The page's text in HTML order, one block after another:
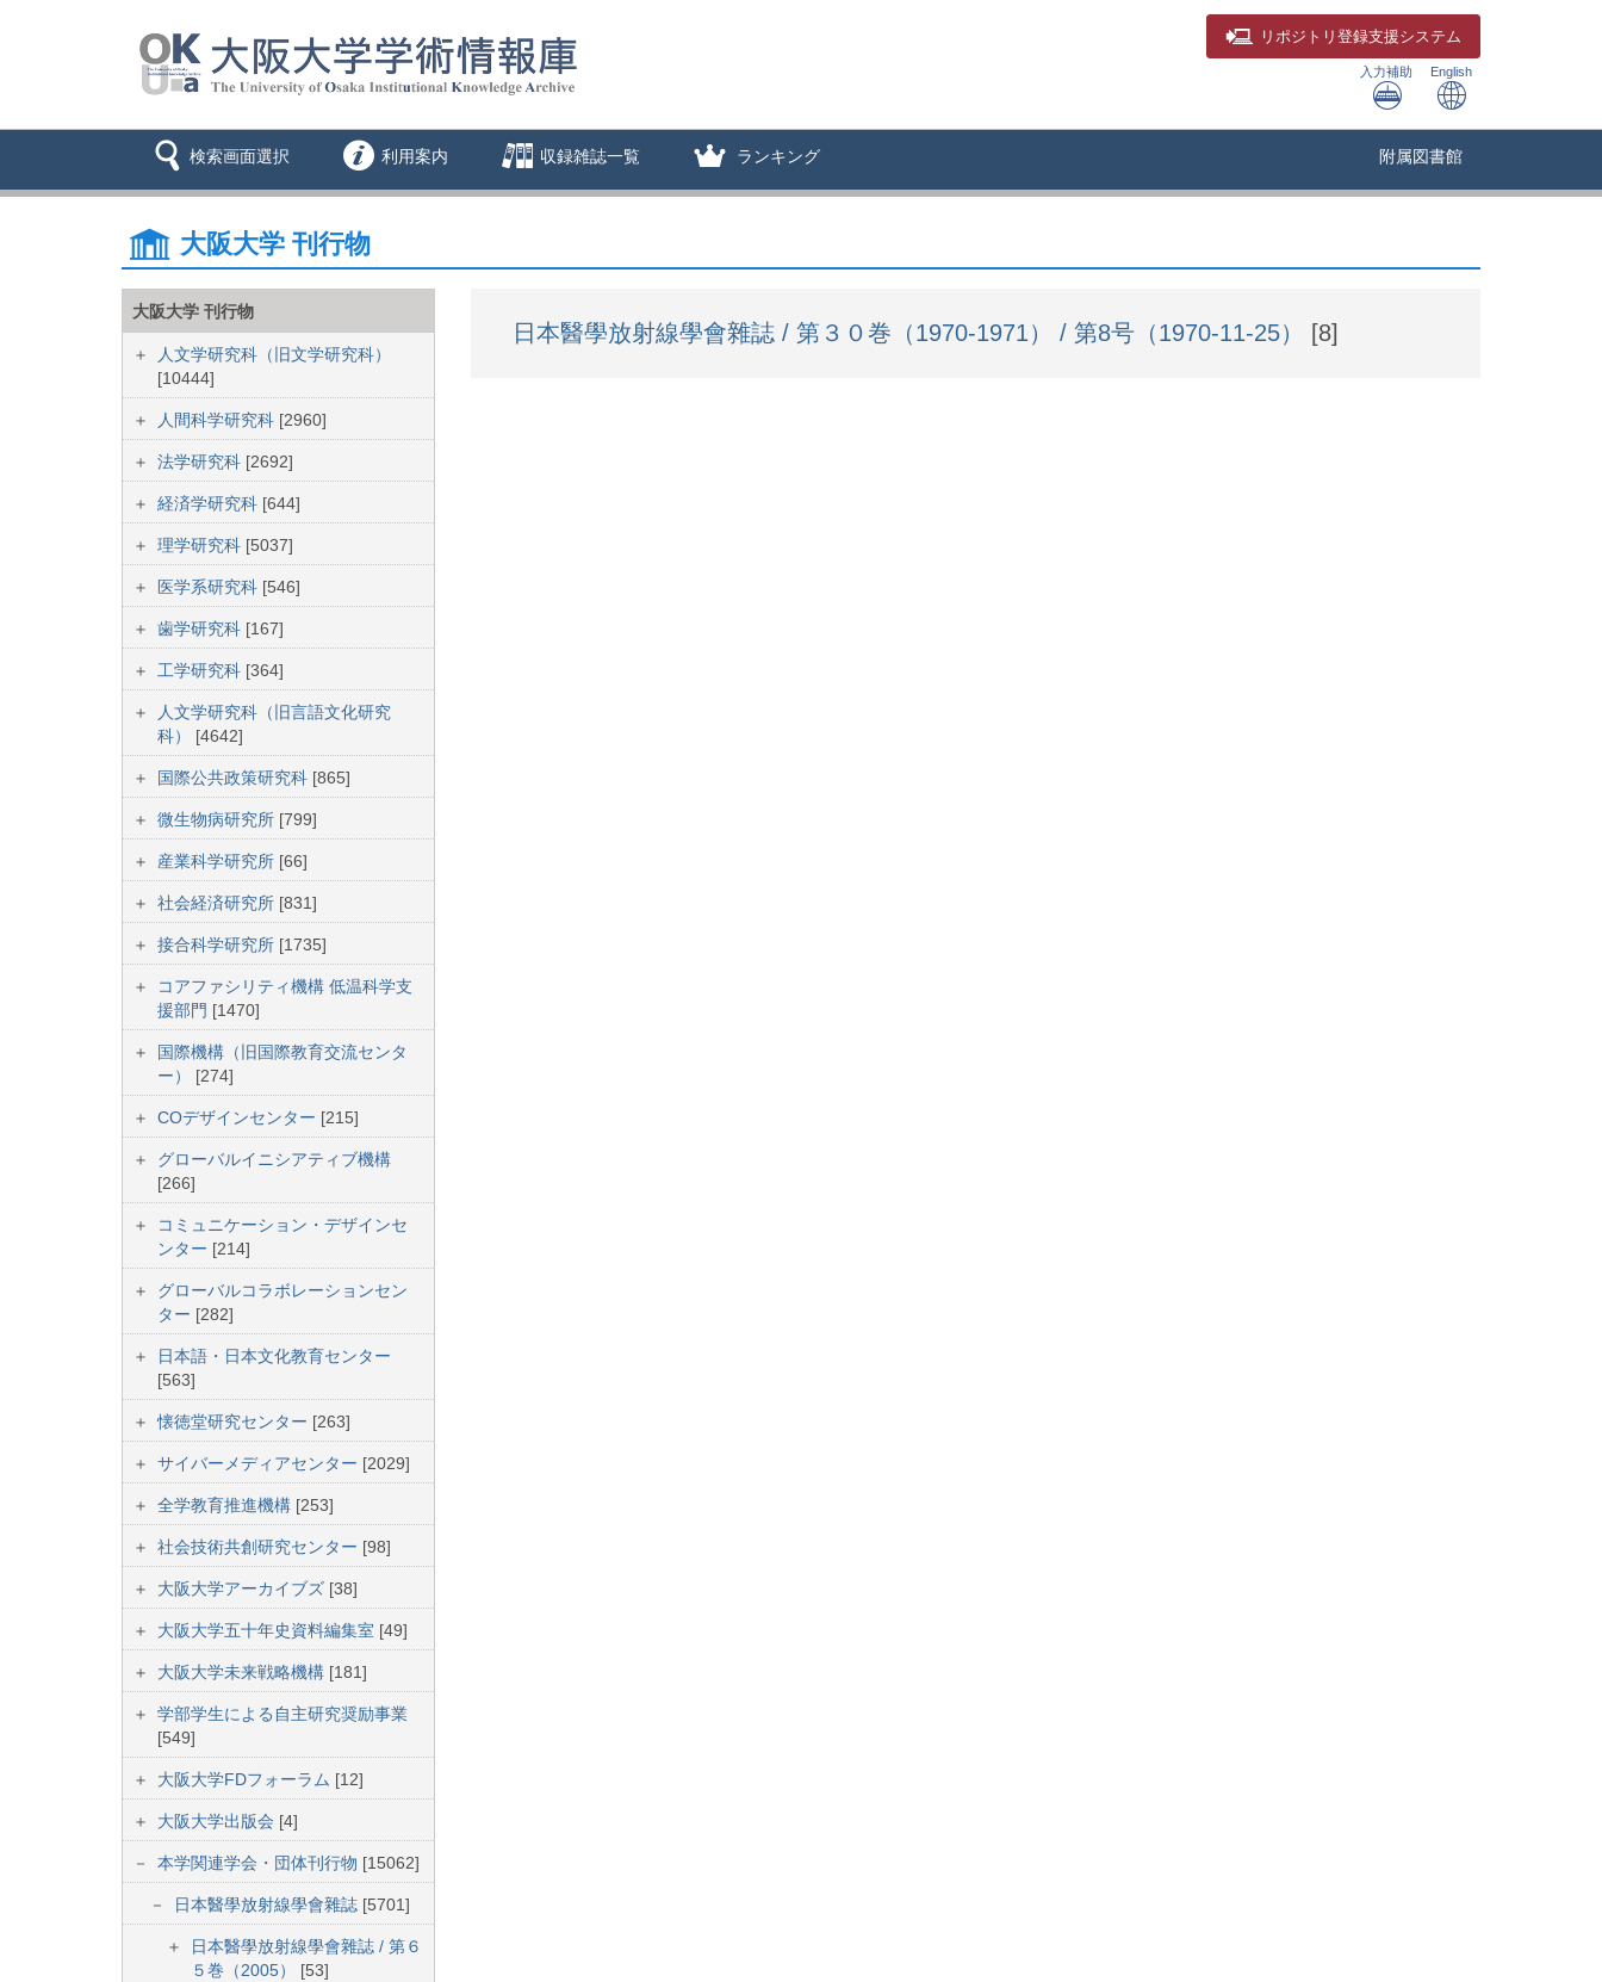
リポジトリ 登録支援システム
入力補助 English
検索画面選択 利用案内 収録雑誌一覧 ランキング 附属図書館
大阪大学 刊行物
大阪大学 刊行物
人文学研究科（旧文学研究科）
[10444]
人間科学研究科 [2960]
法学研究科 [2692]
経済学研究科 [644]
理学研究科 [5037]
医学系研究科 [546]
歯学研究科 [167]
工学研究科 [364]
人文学研究科（旧言語文化研究
科） [4642]
国際公共政策研究科 [865]
微生物病研究所 [799]
産業科学研究所 [66]
社会経済研究所 [831]
接合科学研究所 [1735]
コアファシリティ機構 低温科学支
援部門 [1470]
国際機構（旧国際教育交流センタ
ー） [274]
COデザインセンター [215]
グローバルイニシアティブ機構
[266]
コミュニケーション・デザインセ
ンター [214]
グローバルコラボレーションセン
ター [282]
日本語・日本文化教育センター
[563]
懐徳堂研究センター [263]
サイバーメディアセンター [2029]
全学教育推進機構 [253]
社会技術共創研究センター [98]
大阪大学アーカイブズ [38]
大阪大学五十年史資料編集室 [49]
大阪大学未来戦略機構 [181]
学部学生による自主研究奨励事業
[549]
大阪大学FDフォーラム [12]
大阪大学出版会 [4]
本学関連学会・団体刊行物 [15062]
日本醫學放射線學會雜誌 [5701]
日本醫學放射線學會雜誌 / 第６
５巻（2005） [53]
日本醫學放射線學會雜誌 / 第３０巻（1970-1971） / 第8号（1970-11-25） [8]